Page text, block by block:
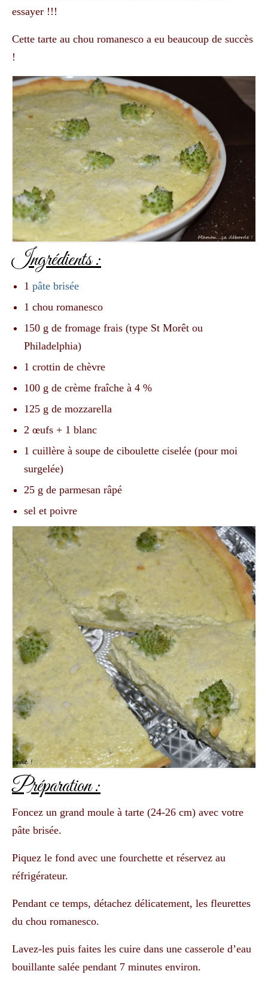
essayer !!!
Cette tarte au chou romanesco a eu beaucoup de succès
!
Ingrédients :
1 pâte brisée
1 chou romanesco
150 g de fromage frais (type St Morêt ou
Philadelphia)
1 crottin de chèvre
100 g de crème fraîche à 4 %
125 g de mozzarella
2 œufs + 1 blanc
1 cuillère à soupe de ciboulette ciselée (pour moi
surgelée)
25 g de parmesan râpé
sel et poivre
Préparation :
Foncez un grand moule à tarte (24-26 cm) avec votre
pâte brisée.
Piquez le fond avec une fourchette et réservez au
réfrigérateur.
Pendant ce temps, détachez délicatement, les fleurettes
du chou romanesco.
Lavez-les puis faites les cuire dans une casserole d’eau
bouillante salée pendant 7 minutes environ.